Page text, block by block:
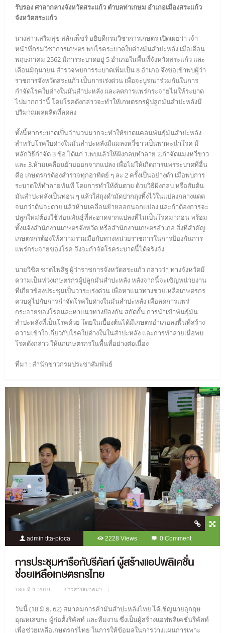
รับรอง ศาลากลางจังหวัดสระแก้ว ตำบลท่าเกษม อำเภอเมืองสระแก้ว
จังหวัดสระแก้ว
นางสาวเสริมสุข สลักเพ็ชร์ อธิบดีกรมวิชาการเกษตร เปิดเผยว่า เจ้า
หน้าที่กรมวิชาการเกษตร พบโรคระบาดใบด่างมันสำปะหลัง เมื่อเดือน
พฤษภาคม 2562 มีการระบาดอยู่ 5 อำเภอในพื้นที่จังหวัดสระแก้ว และ
เดือนมิถุนายน สำรวจพบการระบาดเพิ่มเป็น 8 อำเภอ จึงขอเข้าพบผู้ว่า
ราชการจังหวัดสระแก้ว เป็นการเร่งด่วน เพื่อจะบูรณาร่วมกันในการ
กำจัดโรคใบด่างในมันสำปะหลัง และลดการแพร่กระจายไม่ให้ระบาด
ไปมากกว่านี้ โดยโรคดังกล่าวจะทำให้เกษตรกรผู้ปลูกมันสำปะหลังมี
ปริมาณผลผลิตที่ลดลง
ทั้งนี้หากระบาดเป็นจำนวนมากจะทำให้ขาดแคลนพันธุ์มันสำปะหลัง
สำหรับโรคใบด่างในมันสำปะหลังมีแมลงหวี่ขาวเป็นพาหะนำโรค มี
หลักวิธีกำจัด 3 ข้อ ได้แก่ 1.พบแล้วให้ฝังกลบทำลาย 2.กำจัดแมงหวี่ขาว
และ 3.ห้ามเคลื่อนย้ายออกจากแปลง เพื่อไม่ให้เกิดการแพร่ระบาดที่อื่น
คือ เกษตรกรต้องสำรวจทุกอาทิตย์ ๆ ละ 2 ครั้งเป็นอย่างต่ำ เมื่อพบการ
ระบาดให้ทำลายทันที โดยการทำให้ต้นตาย ด้วยวิธีฝังกลบ หรือสับต้น
มันสำปะหลังเป็นท่อน ๆ แล้วใส่ถุงดำมัดปากถุงทิ้งไว้ในแปลงกลางแดด
จนกว่าต้นจะตาย แล้วห้ามเคลื่อนย้ายออกนอกแปลง และถ้าต้องการจะ
ปลูกใหม่ต้องใช้ท่อนพันธุ์ที่สะอาดจากแปลงที่ไม่เป็นโรคมาก่อน พร้อม
ทั้งแจ้งสำนักงานเกษตรจังหวัด หรือสำนักงานเกษตรอำเภอ สิ่งที่สำคัญ
เกษตรกรต้องให้ความร่วมมือกับทางหน่วยราชการในการป้องกันการ
แพร่กระจายของโรค จึงจะกำจัดโรคระบาดนี้ได้จริงจัง
นายวิชิต ชาตไพสิฐ ผู้ว่าราชการจังหวัดสระแก้ว กล่าวว่า ทางจังหวัดมี
ความเป็นห่วงเกษตรกรผู้ปลูกมันสำปะหลัง หลังจากนี้จะเชิญหน่วยงาน
ที่เกี่ยวข้องประชุมเป็นวาระเร่งด่วน เพื่อหาแนวทางช่วยเหลือเกษตรกร
ควบคู่ไปกับการกำจัดโรคใบด่างในมันสำปะหลัง เพื่อลดการแพร่
กระจายของโรคและหาแนวทางป้องกัน สกัดกั้น การนำเข้าพันธุ์มัน
สำปะหลังที่เป็นโรคด้วย โดยในเบื้องต้นได้มีเกษตรอำเภอลงพื้นที่สร้าง
ความเข้าใจเกี่ยวกับโรคใบด่างในในสำปะหลัง และการทำลายเมื่อพบ
โรคดังกล่าว ให้แก่เกษตรกรในพื้นที่อย่างต่อเนื่อง
ที่มา : สำนักข่าวกรมประชาสัมพันธ์
admin ttta-pioca 2228 Views 0 Comment
การประชุมหารือกับรีคัลท์ ผู้สร้างแอปพลิเคชั่น
ช่วยเหลือเกษตรกรไทย
18th มิ.ย. 2019 ข่าวสารสมาคมฯ
วันนี้ (18 มิ.ย. 62) สมาคมการค้ามันสำปะหลังไทย ได้เชิญนายอุกฤษ
อุณหเลขกะ ผู้ก่อตั้งรีคัลท์ และทีมงาน ซึ่งเป็นผู้สร้างแอฟพลิเคชั่นรีคัลท์
เพื่อช่วยเหลือเกษตรกรไทย ในการให้ข้อมูลในการวางแผนการเพาะ